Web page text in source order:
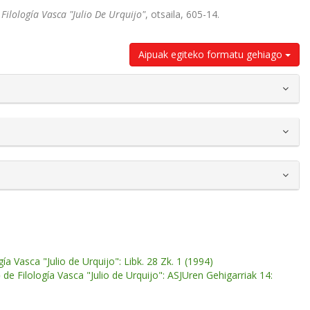
Vasca "Julio De Urquijo", otsaila, 605-14.
Aipuak egiteko formatu gehiago
Vasca "Julio de Urquijo": Libk. 28 Zk. 1 (1994)
Filología Vasca "Julio de Urquijo": ASJUren Gehigarriak 14: